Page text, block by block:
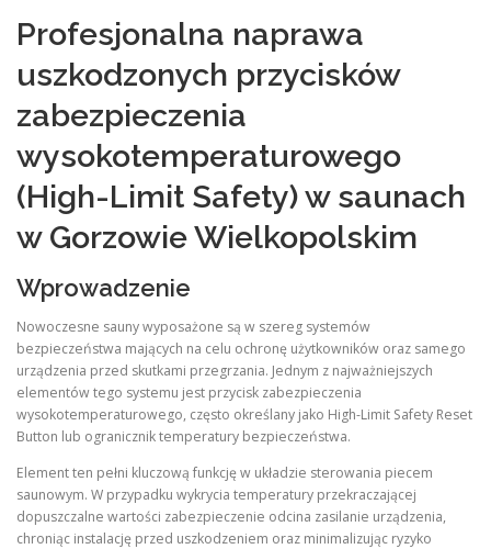
Profesjonalna naprawa
uszkodzonych przycisków
zabezpieczenia
wysokotemperaturowego
(High-Limit Safety) w saunach
w Gorzowie Wielkopolskim
Wprowadzenie
Nowoczesne sauny wyposażone są w szereg systemów
bezpieczeństwa mających na celu ochronę użytkowników oraz samego
urządzenia przed skutkami przegrzania. Jednym z najważniejszych
elementów tego systemu jest przycisk zabezpieczenia
wysokotemperaturowego, często określany jako High-Limit Safety Reset
Button lub ogranicznik temperatury bezpieczeństwa.
Element ten pełni kluczową funkcję w układzie sterowania piecem
saunowym. W przypadku wykrycia temperatury przekraczającej
dopuszczalne wartości zabezpieczenie odcina zasilanie urządzenia,
chroniąc instalację przed uszkodzeniem oraz minimalizując ryzyko